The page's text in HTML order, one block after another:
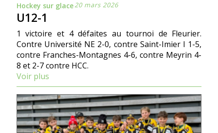
Hockey sur glace20 mars 2026
U12-1
1 victoire et 4 défaites au tournoi de Fleurier.
Contre Université NE 2-0, contre Saint-Imier I 1-5,
contre Franches-Montagnes 4-6, contre Meyrin 4-
8 et 2-7 contre HCC.
Voir plus